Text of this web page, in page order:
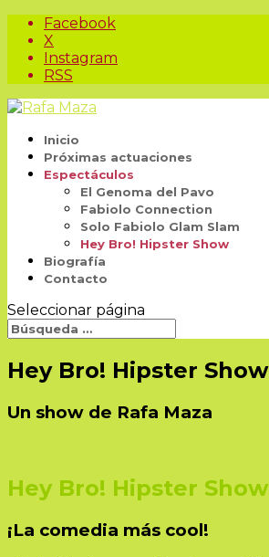
Facebook
X
Instagram
RSS
Inicio
Próximas actuaciones
Espectáculos
El Genoma del Pavo
Fabiolo Connection
Solo Fabiolo Glam Slam
Hey Bro! Hipster Show
Biografía
Contacto
Seleccionar página
Hey Bro! Hipster Show
Un show de Rafa Maza
Hey Bro! Hipster Show
¡La comedia más cool!